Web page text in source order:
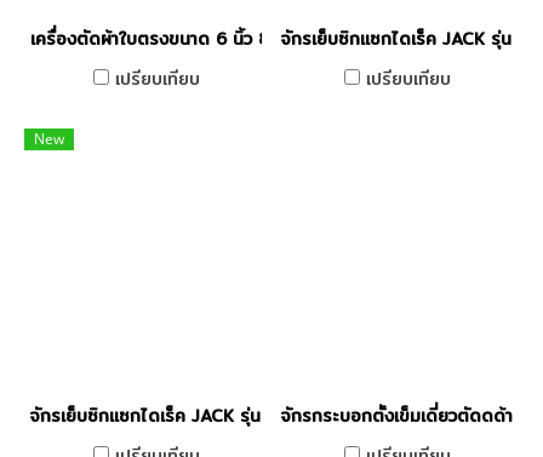
เครื่องตัดผ้าใบตรงขนาด 6 นิ้ว 850W JACK รุ่น T3 ' 6 / 850W
เปรียบเทียบ
จักรเย็บซิกแซกไดเร็ค JACK รุ่น
เปรียบเทียบ
New
จักรเย็บซิกแซกไดเร็ค JACK รุ่น JK-20U-63Zจักรกระบอกตั้งเข็มเดี่ยวตัดดด้าย